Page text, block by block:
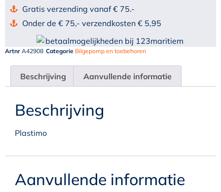
Gratis verzending vanaf € 75.-
Onder de € 75,- verzendkosten € 5,95
Artnr A42908 Categorie Bilgepomp en toebehoren
Beschrijving Aanvullende informatie
Beschrijving
Plastimo
Aanvullende informatie